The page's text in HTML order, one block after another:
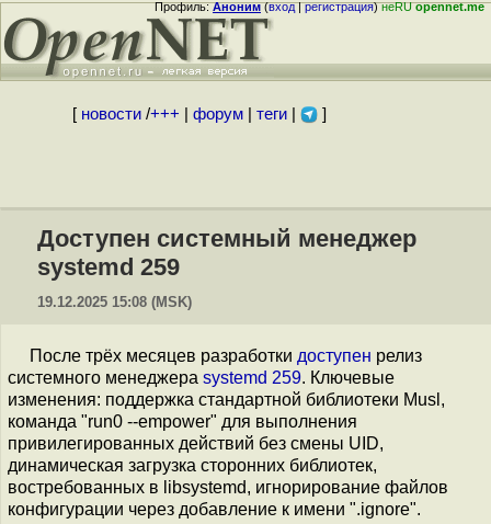
Профиль:Аноним(вход|регистрация)неRUopennet.me
[ новости/+++ форум| теги| ]
Доступен системный менеджер
systemd 259
19.12.2025 15:08 (MSK)
После трёх месяцев разработки доступен релиз
системного менеджера systemd 259. Ключевые
изменения: поддержка стандартной библиотеки Musl,
команда "run0 --empower" для выполнения
привилегированных действий без смены UID,
динамическая загрузка сторонних библиотек,
востребованных в libsystemd, игнорирование файлов
конфигурации через добавление к имени ".ignore".